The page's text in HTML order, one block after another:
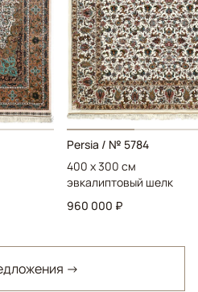
Persia / № 5784
400 x 300 см
эвкалиптовый шелк
960 000 ₽
→